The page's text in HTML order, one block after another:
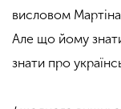
висловом
Але що йому
знати про